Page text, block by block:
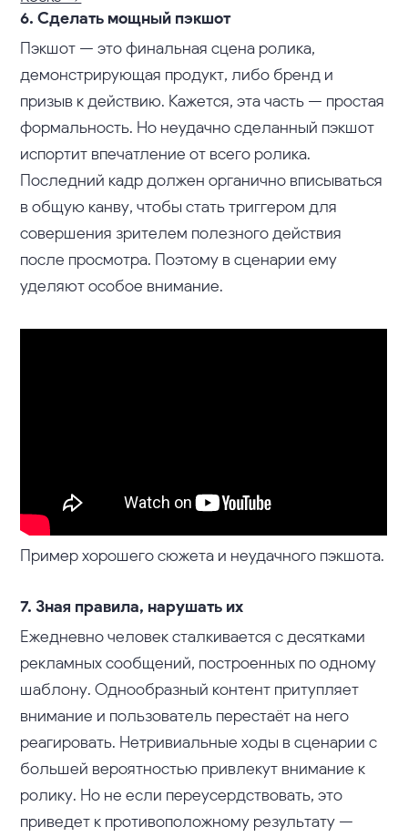
6. Сделать мощный пэкшот
Пэкшот — это финальная сцена ролика,
демонстрирующая продукт, либо бренд и
призыв к действию. Кажется, эта часть — простая
формальность. Но неудачно сделанный пэкшот
испортит впечатление от всего ролика.
Последний кадр должен органично вписываться
в общую канву, чтобы стать триггером для
совершения зрителем полезного действия
после просмотра. Поэтому в сценарии ему
уделяют особое внимание.
Пример хорошего сюжета и неудачного пэкшота.
7. Зная правила, нарушать их
Ежедневно человек сталкивается с десятками
рекламных сообщений, построенных по одному
шаблону. Однообразный контент притупляет
внимание и пользователь перестаёт на него
реагировать. Нетривиальные ходы в сценарии с
большей вероятностью привлекут внимание к
ролику. Но не если переусердствовать, это
приведет к противоположному результату —